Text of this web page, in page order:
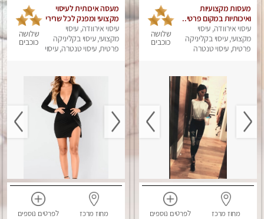
מעסות מקצועיות
ואיכותיות במקום פרטי..
מקום מושלם !!
עיסוי אירוודה, עיסוי
מקצועי, עיסוי בקליניקה
פרטית, עיסוי טנטרה
שלושה
כוכבים
מחוז מרכז
לפרטים נוספים
מעסה איכותית לעיסוי
מקצועי ומפנק לכל שרירי
הגוף עיסוי רפואי, מרגיע,
קלאסי
עיסוי אירוודה, עיסוי
מקצועי, עיסוי בקליניקה
פרטית, עיסוי טנטרה, עיסוי
שלושה
כוכבים
מחוז מרכז
לפרטים נוספים